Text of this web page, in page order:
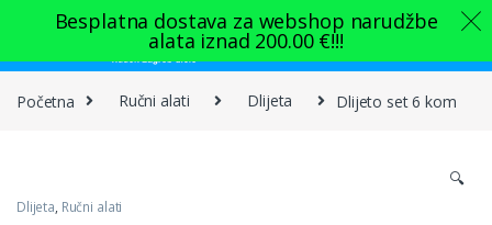
Skip to navigation
Skip to content
Početna Ručni alati Dlijeta Dlijeto set 6 kom
🔍
Dlijeta, Ručni alati
Besplatna dostava za webshop narudžbe
alata iznad 200.00 €!!!